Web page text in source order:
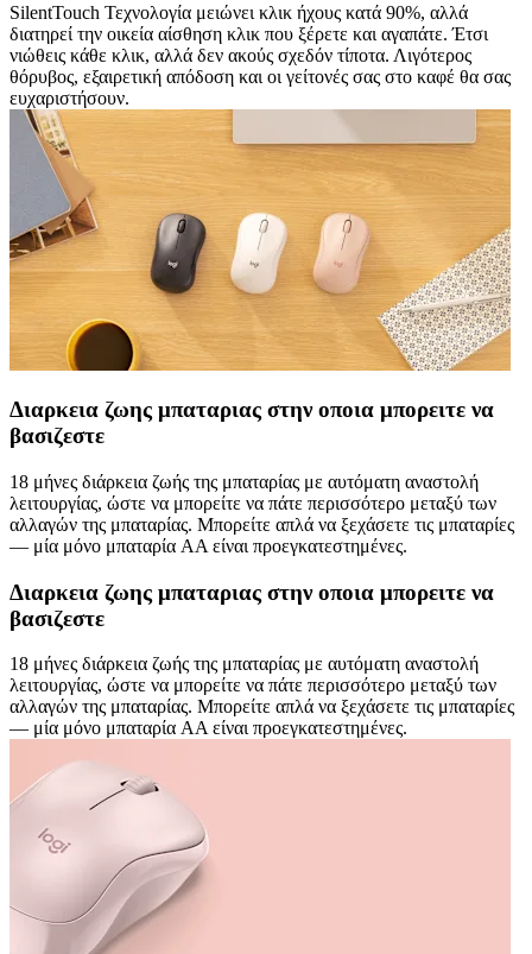
SilentTouch Τεχνολογία μειώνει κλικ ήχους κατά 90%, αλλά
διατηρεί την οικεία αίσθηση κλικ που ξέρετε και αγαπάτε. Έτσι
νιώθεις κάθε κλικ, αλλά δεν ακούς σχεδόν τίποτα. Λιγότερος
θόρυβος, εξαιρετική απόδοση και οι γείτονές σας στο καφέ θα σας
ευχαριστήσουν.
Διαρκεια ζωης μπαταριας στην οποια μπορειτε να
βασιζεστε
18 μήνες διάρκεια ζωής της μπαταρίας με αυτόματη αναστολή
λειτουργίας, ώστε να μπορείτε να πάτε περισσότερο μεταξύ των
αλλαγών της μπαταρίας. Μπορείτε απλά να ξεχάσετε τις μπαταρίες
— μία μόνο μπαταρία AA είναι προεγκατεστημένες.
Διαρκεια ζωης μπαταριας στην οποια μπορειτε να
βασιζεστε
18 μήνες διάρκεια ζωής της μπαταρίας με αυτόματη αναστολή
λειτουργίας, ώστε να μπορείτε να πάτε περισσότερο μεταξύ των
αλλαγών της μπαταρίας. Μπορείτε απλά να ξεχάσετε τις μπαταρίες
— μία μόνο μπαταρία AA είναι προεγκατεστημένες.